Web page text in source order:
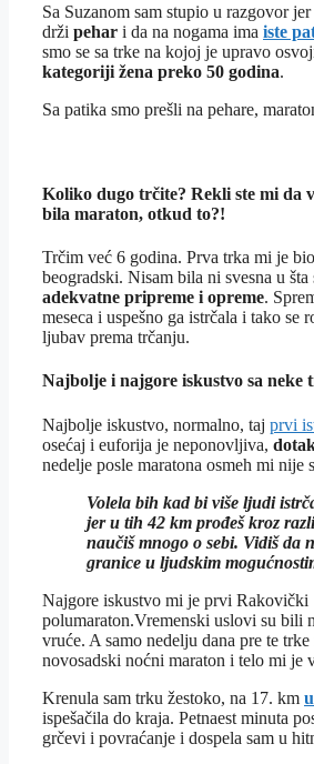
Sa Suzanom sam stupio u razgovor
drži pehar i da na nogama ima iste
smo se sa trke na kojoj je upravo
kategoriji žena preko 50 godina.
Sa patika smo prešli na pehare,
Koliko dugo trčite? Rekli ste mi da
bila maraton, otkud to?!
Trčim već 6 godina. Prva trka mi je
beogradski. Nisam bila ni svesna u šta
adekvatne pripreme i opreme.
meseca i uspešno ga istrčala i tako se
ljubav prema trčanju.
Najbolje i najgore iskustvo sa neke
Najbolje iskustvo, normalno, taj prvi
osećaj i euforija je neponovljiva,
nedelje posle maratona osmeh mi nije
Volela bih kad bi više ljudi
jer u tih 42 km prođeš kroz
naučiš mnogo o sebi. Vidiš da
granice u ljudskim
Najgore iskustvo mi je prvi Rakovički
polumaraton.Vremenski uslovi su bili
vruće. A samo nedelju dana pre te trke
novosadski noćni maraton i telo mi je
Krenula sam trku žestoko, na 17. km
ispešačila do kraja. Petnaest minuta
grčevi i povraćanje i dospela sam u